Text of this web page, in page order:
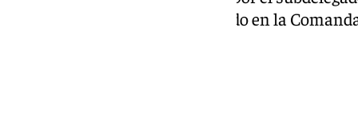
Javier Salas, en un acto celebrado en la